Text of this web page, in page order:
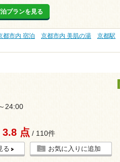
プランを見る
都市内 宿泊 京都市内 美肌の湯 京都駅
24:00
3.8 点 / 110件
る お気に入りに追加